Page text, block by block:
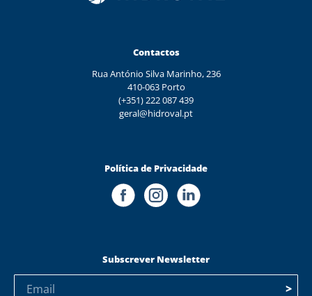
Contactos
Rua António Silva Marinho, 236
410-063 Porto
(+351) 222 087 439
geral@hidroval.pt
Política de Privacidade
Subscrever Newsletter
>